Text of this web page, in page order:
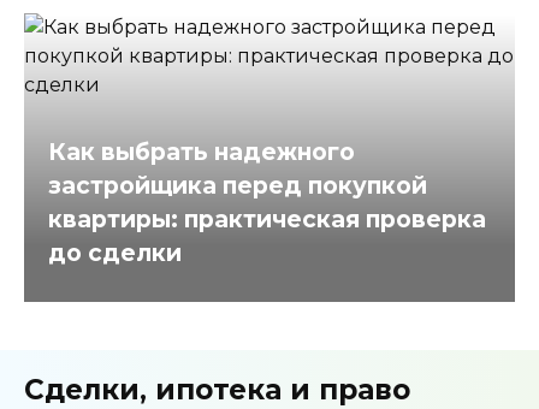
Как выбрать надежного
застройщика перед покупкой
квартиры: практическая проверка
до сделки
Сделки, ипотека и право